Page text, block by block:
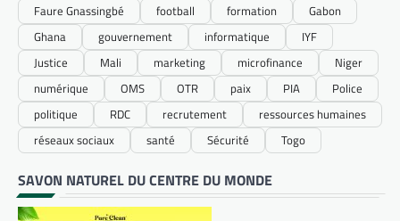
Faure Gnassingbé
football formation
Gabon
Ghana
gouvernement informatique
IYF
Justice
Mali marketing microfinance
Niger
numérique
OMS OTR paix PIA
Police
politique
RDC recrutement
ressources humaines
réseaux sociaux
santé Sécurité Togo
SAVON NATUREL DU CENTRE DU MONDE